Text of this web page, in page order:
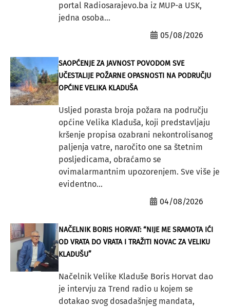
portal Radiosarajevo.ba iz MUP-a USK,
jedna osoba...
05/08/2026
SAOPĆENJE ZA JAVNOST POVODOM SVE
UČESTALIJE POŽARNE OPASNOSTI NA PODRUČJU
OPĆINE VELIKA KLADUŠA
Usljed porasta broja požara na području
općine Velika Kladuša, koji predstavljaju
kršenje propisa ozabrani nekontrolisanog
paljenja vatre, naročito one sa štetnim
posljedicama, obraćamo se
ovimalarmantnim upozorenjem. Sve više je
evidentno...
04/08/2026
NAČELNIK BORIS HORVAT: “NIJE ME SRAMOTA IĆI
OD VRATA DO VRATA I TRAŽITI NOVAC ZA VELIKU
KLADUŠU”
Načelnik Velike Kladuše Boris Horvat dao
je intervju za Trend radio u kojem se
dotakao svog dosadašnjeg mandata,